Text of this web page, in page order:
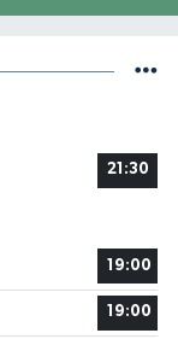
21:30
19:00
19:00